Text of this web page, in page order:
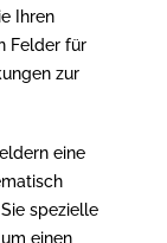
Ihren
Felder für
zur
eine
spezielle
einen